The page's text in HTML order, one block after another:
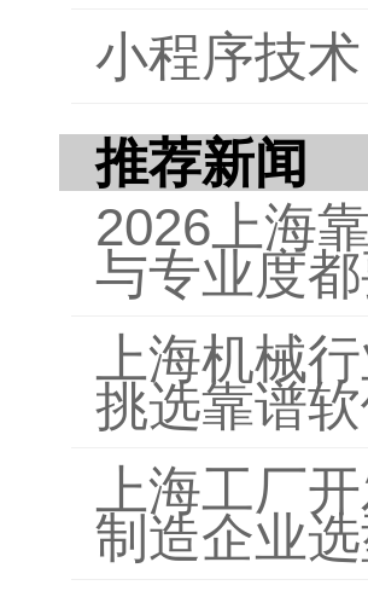
小程序技术
推荐新闻
2026上海
与专业度
上海机械
挑选靠谱
上海工厂
制造企业